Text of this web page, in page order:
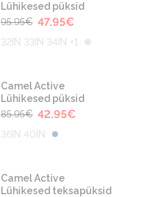
Lühikesed püksid
95.95€ 47.95€
32IN 33IN 34IN +1
-50%
Camel Active
Lühikesed püksid
85.95€ 42.95€
36IN 40IN
-50%
Camel Active
Lühikesed teksapüksid